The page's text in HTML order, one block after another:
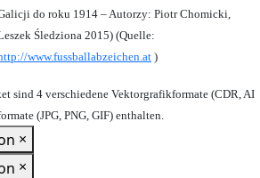
do roku 1914 – Autorzy: Piotr Chomicki,
Śledziona 2015) (Quelle:
www.fussballabzeichen.at )
sind 4 verschiedene Vektorgrafikformate (CDR, AI
(JPG, PNG, GIF) enthalten.
×
×